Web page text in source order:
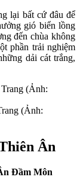
lại bất cứ đâu để
gió biển lồng
đến chùa không
phần trải nghiệm
dải cát trắng,
(Ảnh:
Ân
Đầm Môn